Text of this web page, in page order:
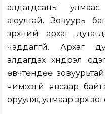
алдагдсаны
аюултай. Зовуурь
зүрхний архаг
чаддаггүй. Архаг
алдагдах хүндрэл
өвчтөндөө
чимээгүй явсаар
оруулж, улмаар зүрх